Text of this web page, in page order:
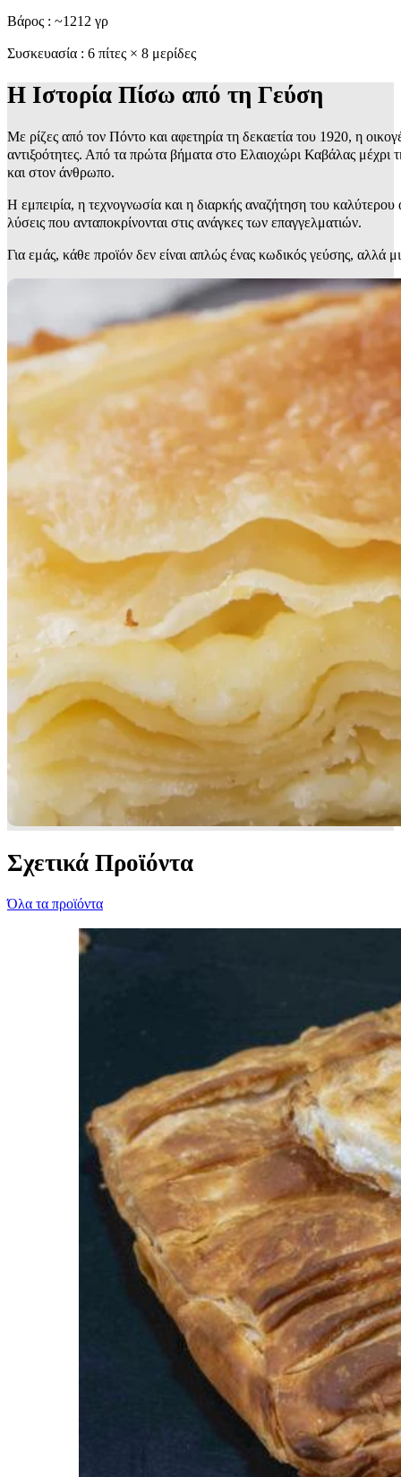
Βάρος : ~1212 γρ
Συσκευασία : 6 πίτες × 8 μερίδες
Η Ιστορία Πίσω από τη Γεύση
Με ρίζες από τον Πόντο και αφετηρία τη δεκαετία του 1920, η
αντιξοότητες. Από τα πρώτα βήματα στο Ελαιοχώρι Καβάλας μέχρι
και στον άνθρωπο.
Η εμπειρία, η τεχνογνωσία και η διαρκής αναζήτηση του
λύσεις που ανταποκρίνονται στις ανάγκες των επαγγελματιών.
Για εμάς, κάθε προϊόν δεν είναι απλώς ένας κωδικός γεύσης, αλλά
Σχετικά Προϊόντα
Όλα τα προϊόντα